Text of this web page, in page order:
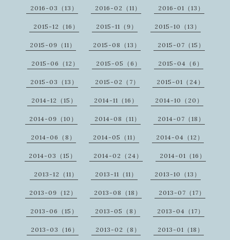
2016-03（13） 2016-02（11） 2016-01（13）
2015-12（16） 2015-11（9） 2015-10（13）
2015-09（11） 2015-08（13） 2015-07（15）
2015-06（12） 2015-05（6） 2015-04（6）
2015-03（13） 2015-02（7） 2015-01（24）
2014-12（15） 2014-11（16） 2014-10（20）
2014-09（10） 2014-08（11） 2014-07（18）
2014-06（8） 2014-05（11） 2014-04（12）
2014-03（15） 2014-02（24） 2014-01（16）
2013-12（11） 2013-11（11） 2013-10（13）
2013-09（12） 2013-08（18） 2013-07（17）
2013-06（15） 2013-05（8） 2013-04（17）
2013-03（16） 2013-02（8） 2013-01（18）